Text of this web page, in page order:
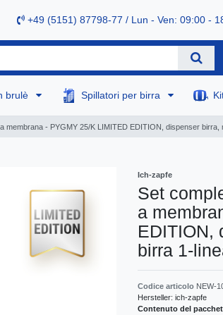
+49 (5151) 87798-77 / Lun - Ven: 09:00 -
brulè Spillatori per birra
membrana - PYGMY 25/K LIMITED EDITION, dispenser
Ich-zapfe
Set
a
EDITION,
birra 1-
Codice articolo NEW-
Hersteller: ich-zapfe
Contenuto del